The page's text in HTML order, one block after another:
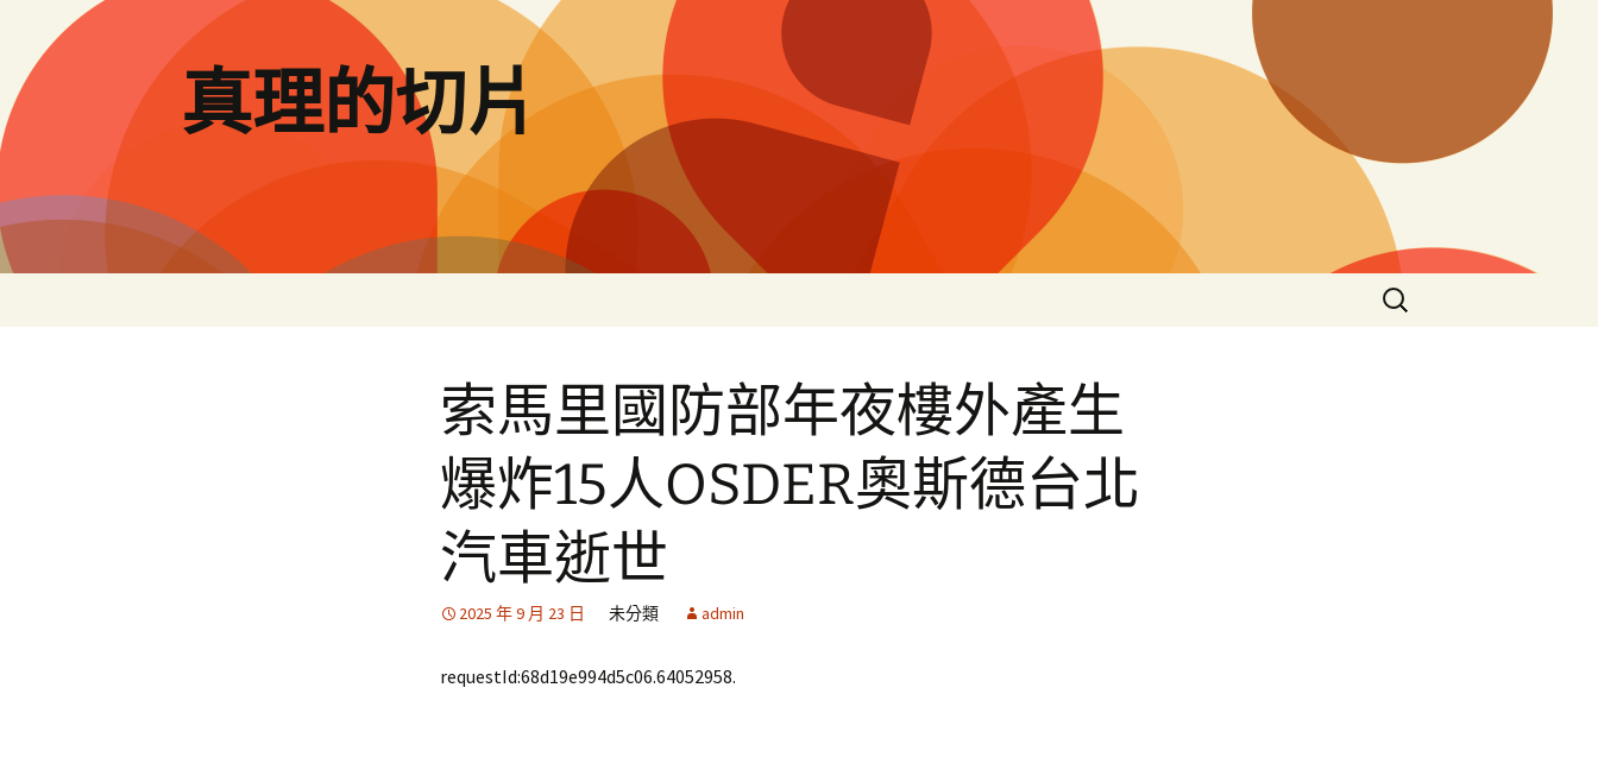
要
內
容
真理的切片
搜
尋
索馬里國防部年夜樓外產生
爆炸15人OSDER奧斯德台北
汽車逝世
2025 年 9 月 23 日 未分類 admin
requestId:68d19e994d5c06.64052958.